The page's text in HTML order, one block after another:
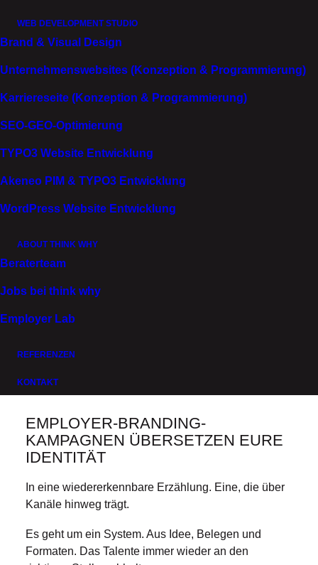
WEB DEVELOPMENT STUDIO
Brand & Visual Design
Unternehmenswebsites (Konzeption & Programmierung)
Karriereseite (Konzeption & Programmierung)
SEO-GEO-Optimierung
TYPO3 Website Entwicklung
Akeneo PIM & TYPO3 Entwicklung
WordPress Website Entwicklung
ABOUT THINK WHY
Beraterteam
Jobs bei think why
Employer Lab
REFERENZEN
KONTAKT
SO ENTSTEHT MARKENAUFBAU MIT
Interesse verwandelt. Und messbar zur Conversion
beiträgt.
Kampagnen, die bleiben.
EMPLOYER
BRANDING
KAMPAGNEN
EMPLOYER-BRANDING-
KAMPAGNEN ÜBERSETZEN EURE
IDENTITÄT
In eine wiedererkennbare Erzählung. Eine, die über
Kanäle hinweg trägt.
Es geht um ein System. Aus Idee, Belegen und
Formaten. Das Talente immer wieder an den